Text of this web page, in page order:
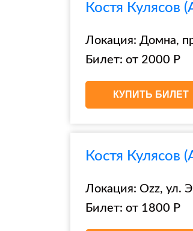
Костя Кулясов
Локация: Домна,
Билет: от 2000 Р
КУПИТЬ БИЛЕТ
Костя Кулясов
Локация: Ozz, ул.
Билет: от 1800 Р